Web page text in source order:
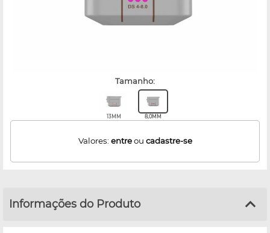
tamanho:
13MM 8,0MM
Valores: entreou cadastre-se
Informações do Produto